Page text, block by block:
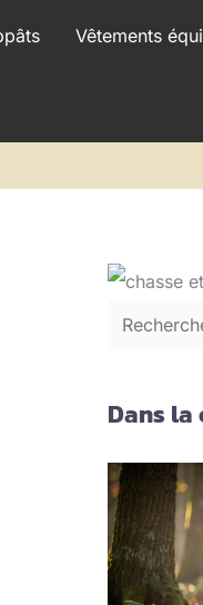
Vêtements
r
h
Dans